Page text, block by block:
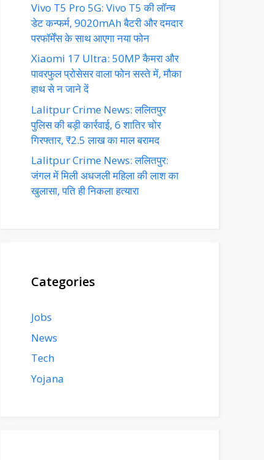
Vivo T5 Pro 5G: Vivo T5 की लॉन्च
डेट कन्फर्म, 9020mAh बैटरी और दमदार
परफॉर्मेंस के साथ आएगा नया फोन
Xiaomi 17 Ultra: 50MP कैमरा और
पावरफुल प्रोसेसर वाला फोन सस्ते में, मौका
हाथ से न जाने दें
Lalitpur Crime News: ललितपुर
पुलिस की बड़ी कार्रवाई, 6 शातिर चोर
गिरफ्तार, ₹2.5 लाख का माल बरामद
Lalitpur Crime News: ललितपुर:
जंगल में मिली अधजली महिला की लाश का
खुलासा, पति ही निकला हत्यारा
Categories
Jobs
News
Tech
Yojana